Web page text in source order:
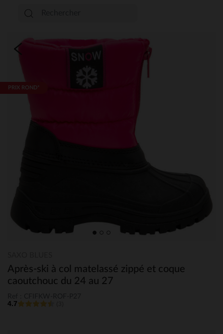
PRIX ROND*
Après-ski à col matelassé zippé et coque
caoutchouc du 24 au 27
4.7